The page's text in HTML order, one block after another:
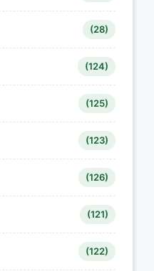
(28)
(124)
(125)
(123)
(126)
(121)
(122)